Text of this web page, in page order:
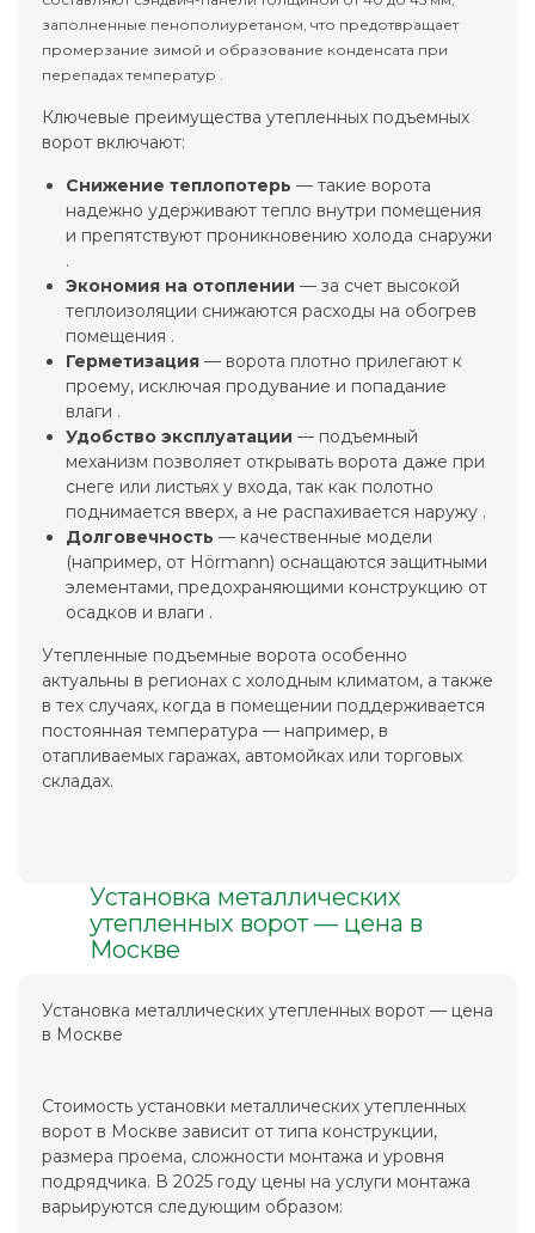
заполненные пенополиуретаном, что предотвращает
промерзание зимой и образование конденсата при
перепадах температур .
Ключевые преимущества утепленных подъемных
ворот включают:
Снижение теплопотерь — такие ворота
надежно удерживают тепло внутри помещения
и препятствуют проникновению холода снаружи
.
Экономия на отоплении — за счет высокой
теплоизоляции снижаются расходы на обогрев
помещения .
Герметизация — ворота плотно прилегают к
проему, исключая продувание и попадание
влаги .
Удобство эксплуатации — подъемный
механизм позволяет открывать ворота даже при
снеге или листьях у входа, так как полотно
поднимается вверх, а не распахивается наружу .
Долговечность — качественные модели
(например, от Hörmann) оснащаются защитными
элементами, предохраняющими конструкцию от
осадков и влаги .
Утепленные подъемные ворота особенно
актуальны в регионах с холодным климатом, а также
в тех случаях, когда в помещении поддерживается
постоянная температура — например, в
отапливаемых гаражах, автомойках или торговых
складах.
Установка металлических
утепленных ворот — цена в
Москве
Установка металлических утепленных ворот — цена
в Москве
Стоимость установки металлических утепленных
ворот в Москве зависит от типа конструкции,
размера проема, сложности монтажа и уровня
подрядчика. В 2025 году цены на услуги монтажа
варьируются следующим образом: